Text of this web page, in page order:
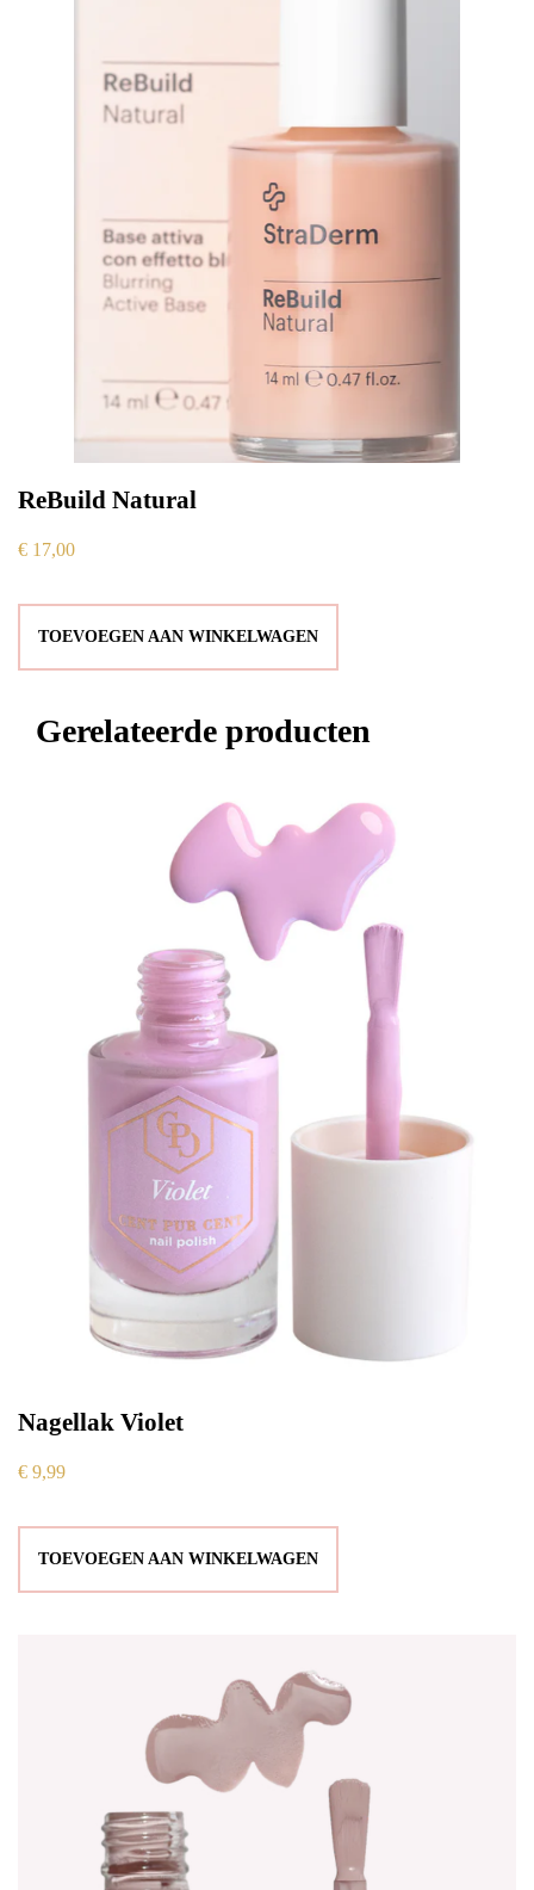
ReBuild Natural
€ 17,00
TOEVOEGEN AAN WINKELWAGEN
Gerelateerde producten
Nagellak Violet
€ 9,99
TOEVOEGEN AAN WINKELWAGEN